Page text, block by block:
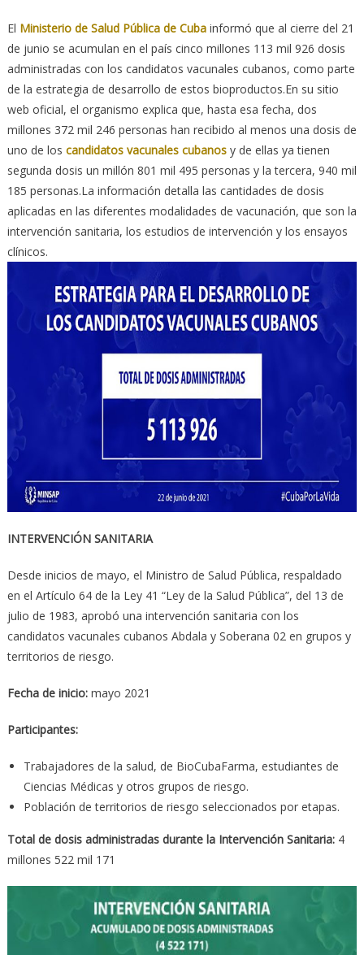
El Ministerio de Salud Pública de Cubainformó que al cierre del 21
de junio se acumulan en el país cinco millones 113 mil 926 dosis
administradas con los candidatos vacunales cubanos, como parte
de la estrategia de desarrollo de estos bioproductos.En su sitio
web oficial, el organismo explica que, hasta esa fecha, dos
millones 372 mil 246 personas han recibido al menos una dosis de
uno de los candidatos vacunales cubanosy de ellas ya tienen
segunda dosis un millón 801 mil 495 personas y la tercera, 940 mil
185 personas.La información detalla las cantidades de dosis
aplicadas en las diferentes modalidades de vacunación, que son la
intervención sanitaria, los estudios de intervención y los ensayos
clínicos.
INTERVENCIÓN SANITARIA
Desde inicios de mayo, el Ministro de Salud Pública, respaldado
en el Artículo 64 de la Ley 41 “Ley de la Salud Pública”, del 13 de
julio de 1983, aprobó una intervención sanitaria con los
candidatos vacunales cubanos Abdala y Soberana 02 en grupos y
territorios de riesgo.
Fecha de inicio:mayo 2021
Participantes:
Trabajadores de la salud, de BioCubaFarma, estudiantes de
Ciencias Médicas y otros grupos de riesgo.
Población de territorios de riesgo seleccionados por etapas.
Total de dosis administradas durante la Intervención Sanitaria:4
millones 522 mil 171